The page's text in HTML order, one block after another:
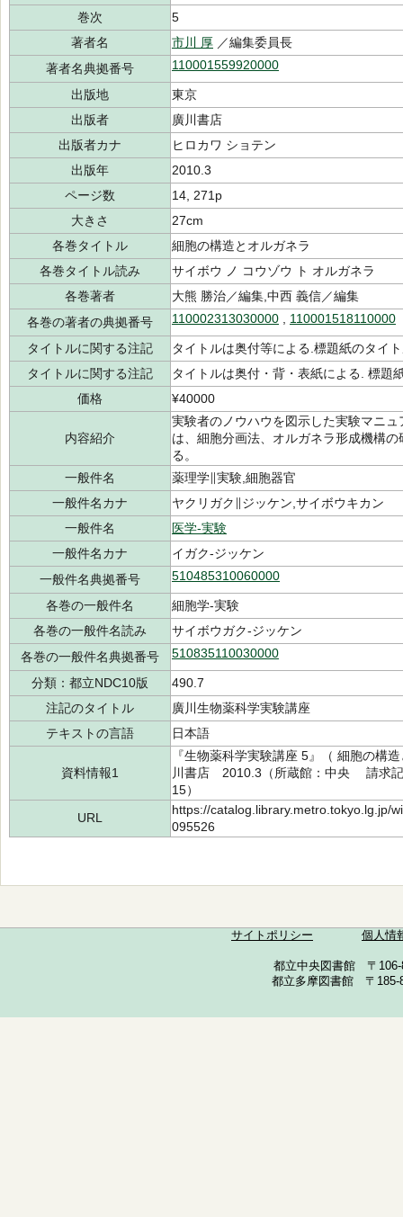
巻次
5
著者名
市川 厚 ／編集委員長
著者名典拠番号
110001559920000
出版地
東京
出版者
廣川書店
出版者カナ
ヒロカワ ショテン
出版年
2010.3
ページ数
14, 271p
大きさ
27cm
各巻タイトル
細胞の構造とオルガネラ
各巻タイトル読み
サイボウ ノ コウゾウ ト オルガネラ
各巻著者
大熊 勝治／編集,中西 義信／編集
各巻の著者の典拠番号
110002313030000 110001518110000
タイトルに関する注記
タイトルは奥付等による.標題紙のタイ
タイトルに関する注記
タイトルは奥付・背・表紙による. 標題
価格
¥40000
内容紹介
実験者のノウハウを図示した実験マニ
は、細胞分画法、オルガネラ形成機構
る。
一般件名
薬理学∥実験,細胞器官
一般件名カナ
ヤクリガク∥ジッケン,サイボウキカン
一般件名
医学-実験
一般件名カナ
イガク-ジッケン
一般件名典拠番号
510485310060000
各巻の一般件名
細胞学-実験
各巻の一般件名読み
サイボウガク-ジッケン
各巻の一般件名典拠番号
510835110030000
分類：都立NDC10版
490.7
注記のタイトル
廣川生物薬科学実験講座
テキストの言語
日本語
資料情報1
『生物薬科学実験講座 5』（ 細胞の
川書店 2010.3（所蔵館：中央 請求
15）
URL
https://catalog.library.metro.tokyo.lg.jp/
095526
サイトポリシー 個人情
都立中央図書館 〒
都立多摩図書館 〒185-